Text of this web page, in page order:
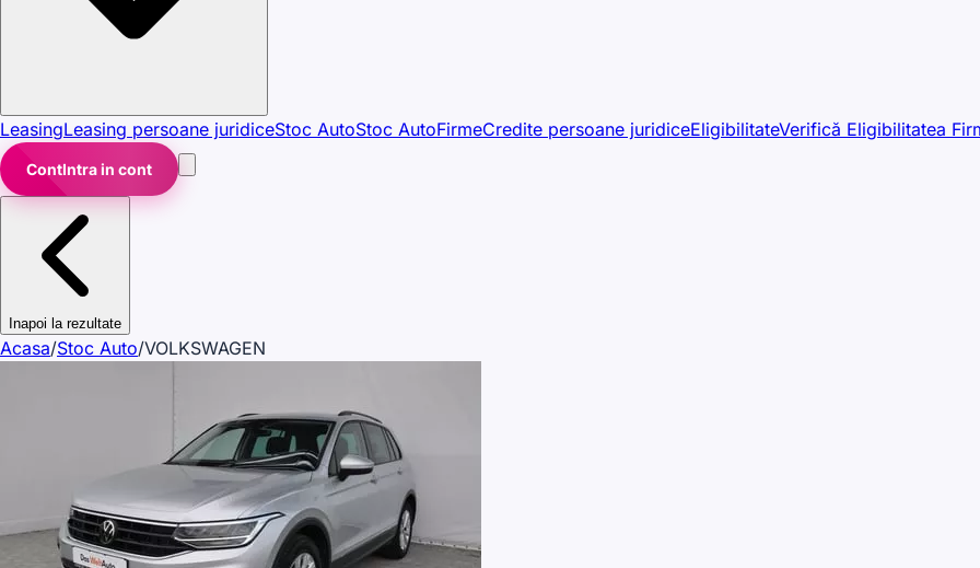
LeasingLeasing persoane juridiceStoc AutoStoc AutoFirmeCredite persoane juridiceEligibilitateVerifică Eligibilitatea
ContIntra in cont
Inapoi la rezultate
Acasa/Stoc Auto/VOLKSWAGEN